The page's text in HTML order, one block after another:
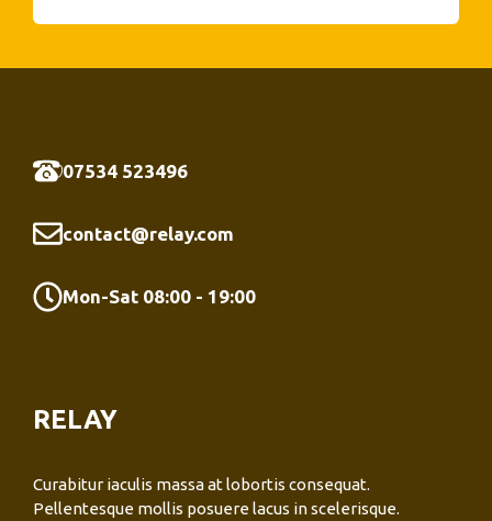
07534 523496
contact@relay.com
Mon-Sat 08:00 - 19:00
RELAY
Curabitur iaculis massa at lobortis consequat.
Pellentesque mollis posuere lacus in scelerisque.